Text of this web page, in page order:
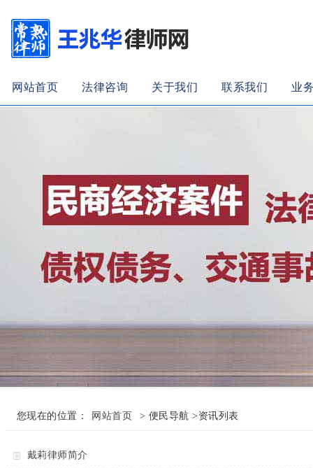
网站首页 法律咨询 关于我们 联系我们 业
您现在的位置： 网站首页 > 便民导航 >资讯列表
戴莉律师简介